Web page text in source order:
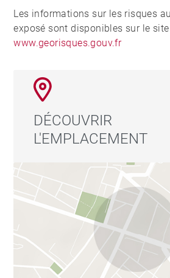
Les informations sur les risques
exposé sont disponibles sur le
www.georisques.gouv.fr
DÉCOUVRIR
L'EMPLACEMENT